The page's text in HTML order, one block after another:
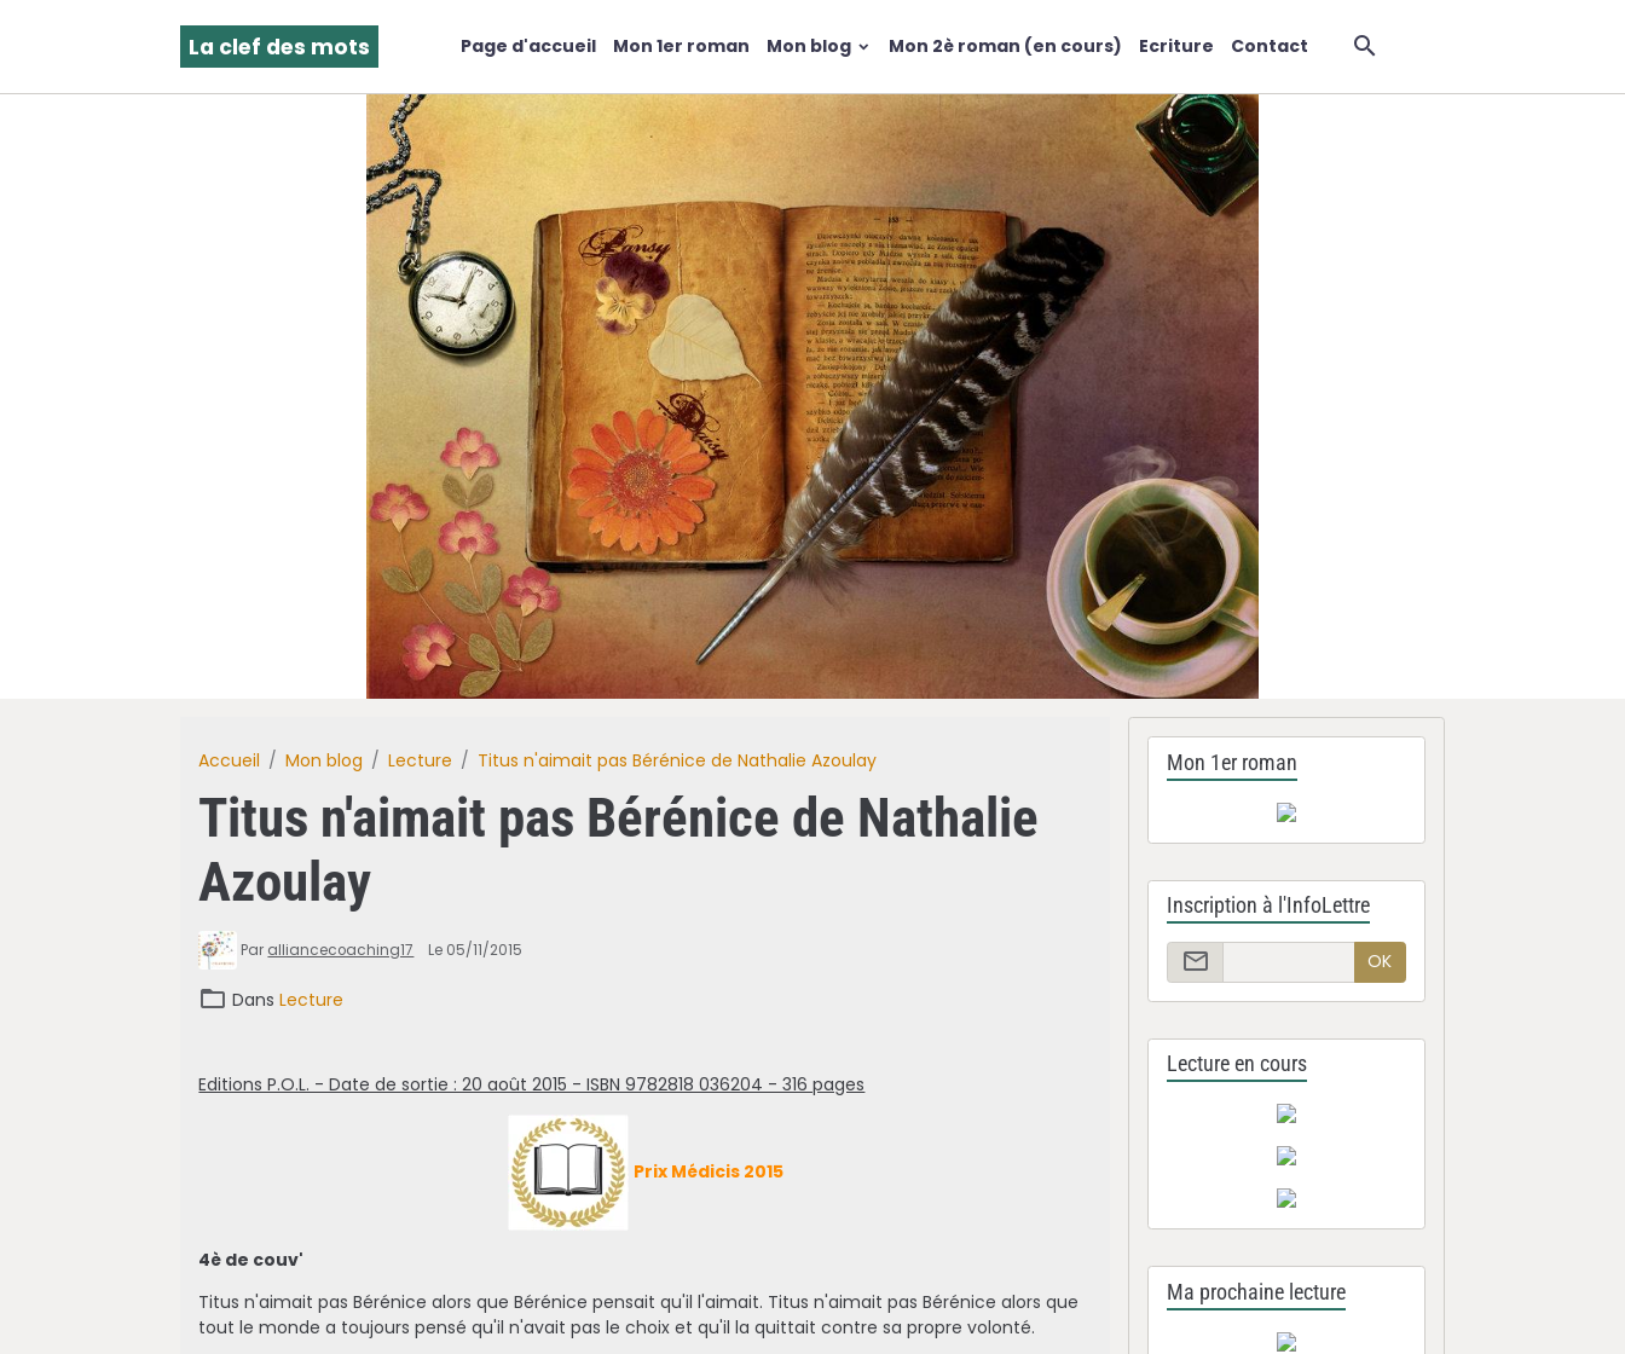
La clef des mots Page d'accueil Mon 1er roman Mon blog Mon 2è roman (en cours) Ecriture Contact
Accueil Mon blog Lecture Titus n'aimait pas Bérénice de Nathalie Azoulay
Titus n'aimait pas Bérénice de Nathalie
Azoulay
Par alliancecoaching17 Le 05/11/2015
DansLecture
Editions P.O.L. - Date de sortie : 20 août 2015 - ISBN 9782818 036204 - 316 pages
Prix Médicis 2015
4è de couv'
Titus n'aimait pas Bérénice alors que Bérénice pensait qu'il l'aimait. Titus n'aimait pas Bérénice alors que
tout le monde a toujours pensé qu'il n'avait pas le choix et qu'il la quittait contre sa propre volonté.
Mon 1er roman
Inscription à l'InfoLettre
OK
Lecture en cours
Ma prochaine lecture